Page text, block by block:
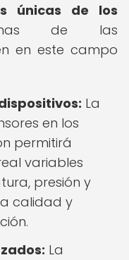
únicas de los
de las
en este campo
La
en los
permitirá
variables
presión y
calidad y
La